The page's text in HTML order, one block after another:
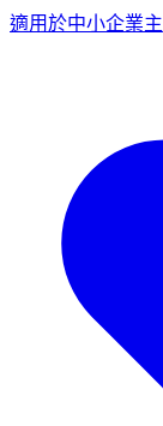
適用於中小企業主